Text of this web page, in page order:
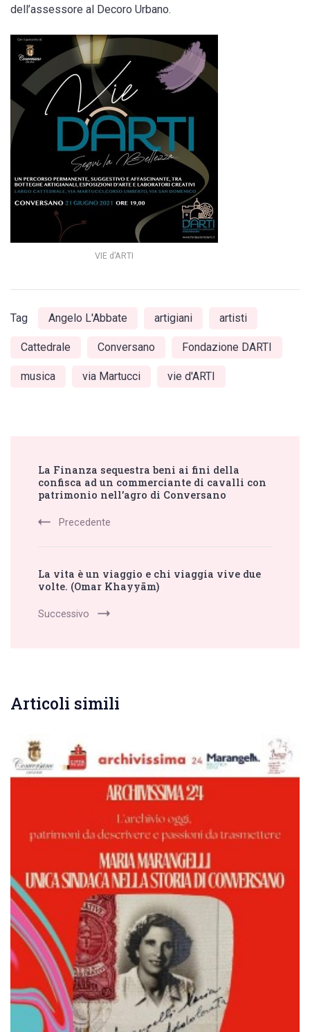
dell’assessore al Decoro Urbano.
VIE d’ARTI
Tag Angelo L'Abbate artigiani artisti
Cattedrale Conversano Fondazione DARTI
musica via Martucci vie d'ARTI
Navigation
La Finanza sequestra beni ai fini della
confisca ad un commerciante di cavalli con
patrimonio nell’agro di Conversano
Precedente
La vita è un viaggio e chi viaggia vive due
volte. (Omar Khayyām)
Successivo
Articoli simili